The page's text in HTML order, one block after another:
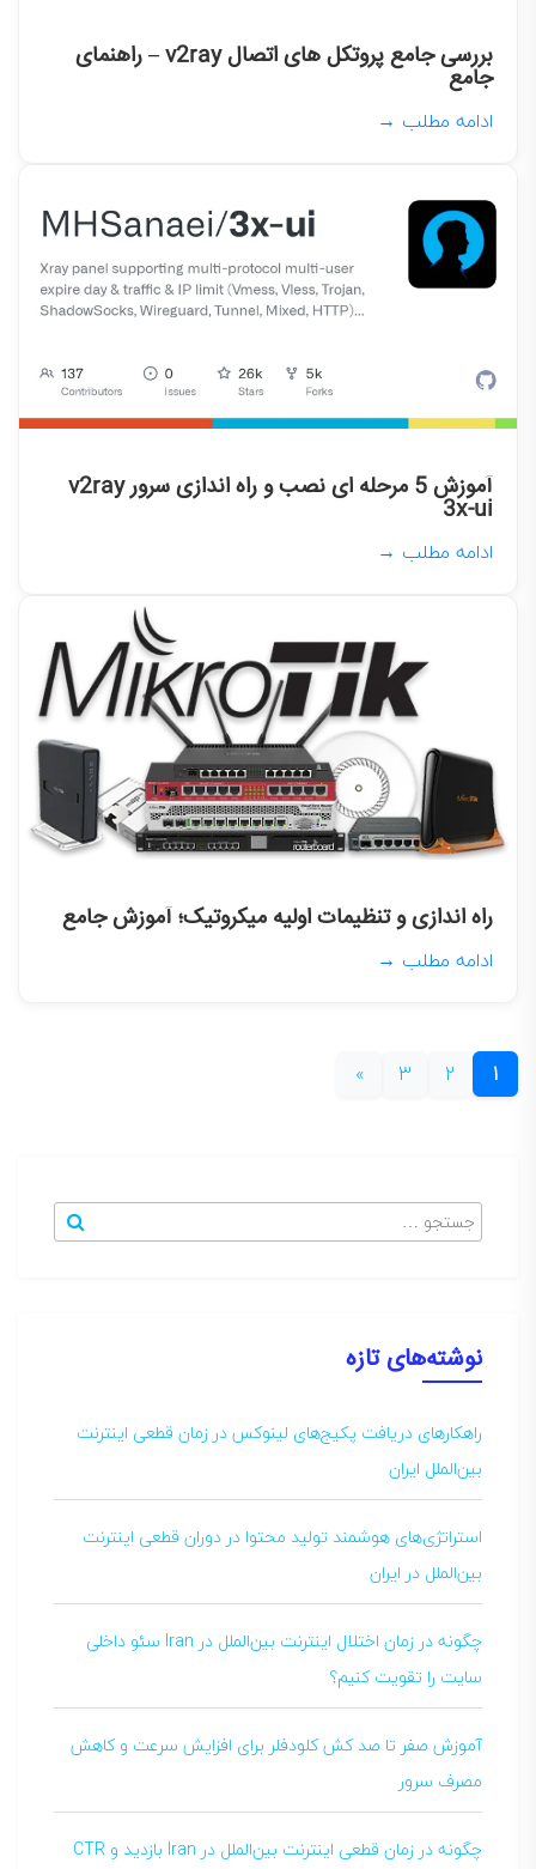
بررسی جامع پروتکل های اتصال v2ray – راهنمای
جامع
ادامه مطلب →
آموزش 5 مرحله ای نصب و راه اندازی سرور v2ray
3x-ui
ادامه مطلب →
راه اندازی و تنظیمات اولیه میکروتیک؛ آموزش جامع
ادامه مطلب →
1
2
3
»
جستجو
نوشته‌های تازه
راهکارهای دریافت پکیج‌های لینوکس در زمان قطعی اینترنت
بین‌الملل ایران
استراتژی‌های هوشمند تولید محتوا در دوران قطعی اینترنت
بین‌الملل در ایران
چگونه در زمان اختلال اینترنت بین‌الملل در Iran سئو داخلی
سایت را تقویت کنیم؟
آموزش صفر تا صد کش کلودفلر برای افزایش سرعت و کاهش
مصرف سرور
چگونه در زمان قطعی اینترنت بین‌الملل در Iran بازدید و CTR